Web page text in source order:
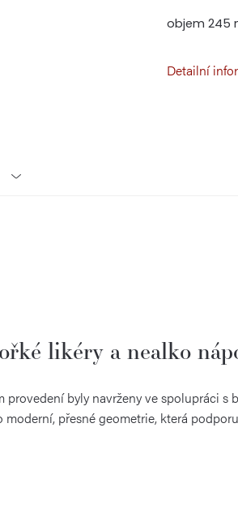
objem 245
Detailní
likéry a nealko
byly navrženy ve spolupráci s
přesné geometrie, která